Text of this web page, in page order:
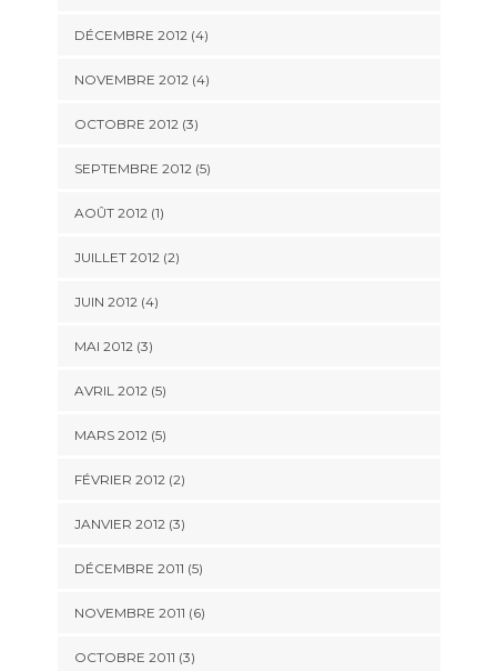
DÉCEMBRE 2012(4)
NOVEMBRE 2012(4)
OCTOBRE 2012(3)
SEPTEMBRE 2012(5)
AOÛT 2012(1)
JUILLET 2012(2)
JUIN 2012(4)
MAI 2012(3)
AVRIL 2012(5)
MARS 2012(5)
FÉVRIER 2012(2)
JANVIER 2012(3)
DÉCEMBRE 2011 (5)
NOVEMBRE 2011 (6)
OCTOBRE 2011 (3)